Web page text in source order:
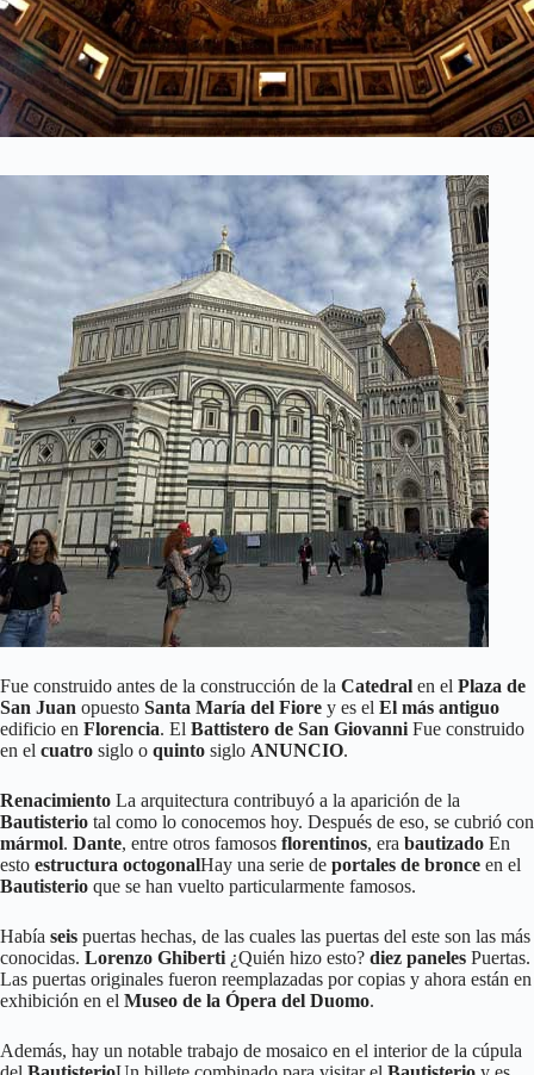
Fue construido antes de la construcción de la Catedral en el Plaza de
San Juan opuesto Santa María del Fiore y es el El más antiguo
edificio en Florencia. El Battistero de San Giovanni Fue construido
en el cuatro siglo o quinto siglo ANUNCIO.
Renacimiento La arquitectura contribuyó a la aparición de la
Bautisterio tal como lo conocemos hoy. Después de eso, se cubrió con
mármol. Dante, entre otros famosos florentinos, era bautizado En
esto estructura octogonalHay una serie de portales de bronce en el
Bautisterio que se han vuelto particularmente famosos.
Había seis puertas hechas, de las cuales las puertas del este son las más
conocidas. Lorenzo Ghiberti ¿Quién hizo esto? diez paneles Puertas.
Las puertas originales fueron reemplazadas por copias y ahora están en
exhibición en el Museo de la Ópera del Duomo.
Además, hay un notable trabajo de mosaico en el interior de la cúpula